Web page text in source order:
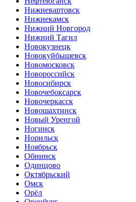
Нижневартовск
Нижнекамск
Нижний Новгород
Нижний Тагил
Новокузнецк
Новокуйбышевск
Новомосковск
Новороссийск
Новосибирск
Новочебоксарск
Новочеркасск
Новошахтинск
Новый Уренгой
Ногинск
Норильск
Ноябрьск
Обнинск
Одинцово
Октябрьский
Омск
Орёл